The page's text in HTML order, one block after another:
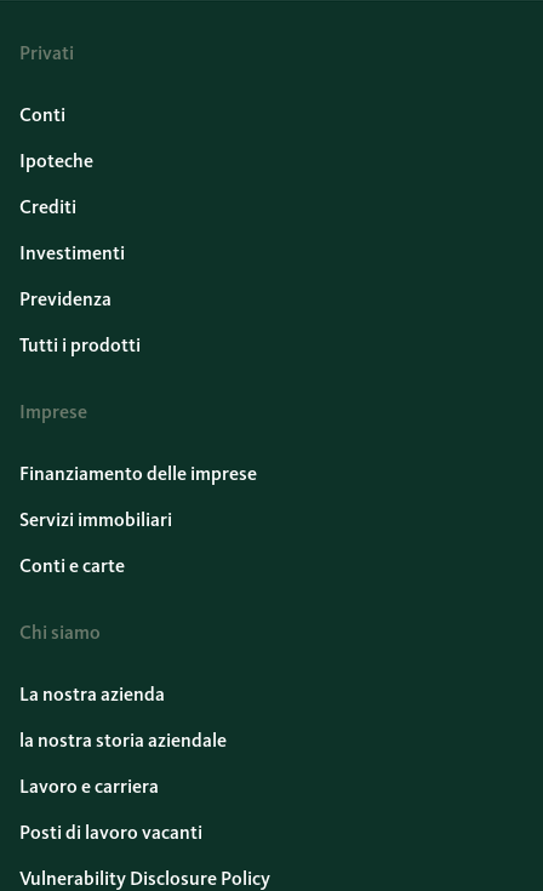
Privati
Conti
Ipoteche
Crediti
Investimenti
Previdenza
Tutti i prodotti
Imprese
Finanziamento delle imprese
Servizi immobiliari
Conti e carte
Chi siamo
La nostra azienda
la nostra storia aziendale
Lavoro e carriera
Posti di lavoro vacanti
Vulnerability Disclosure Policy